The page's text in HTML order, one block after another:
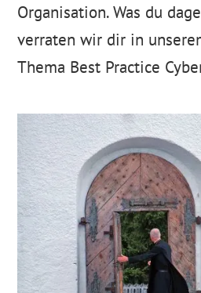
Organisation. Was du
verraten wir dir in
Thema Best Practice